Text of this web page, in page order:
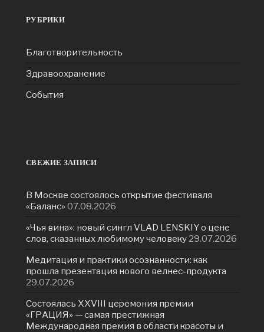
РУБРИКИ
Благотворительность
Здравоохранение
События
СВЕЖИЕ ЗАПИСИ
В Москве состоялось открытие фестиваля
«Баланс» 07.08.2026
«Чья вина»: новый сингл VLAD LENSKIY о цене
слов, сказанных любимому человеку 29.07.2026
Медитация и практики осознанности: как
прошла презентация нового велнес-продукта
29.07.2026
Состоялась ХXVIII церемония премии
«ГРАЦИЯ» — самая престижная
Международная премия в области красоты и